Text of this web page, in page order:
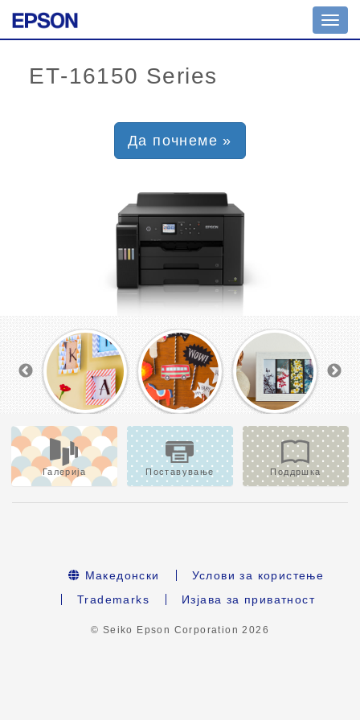
Да почнеме »
Галерија Поставување Поддршка
Македонски
Услови за користење
Trademarks
Изјава за приватност
© Seiko Epson Corporation2026